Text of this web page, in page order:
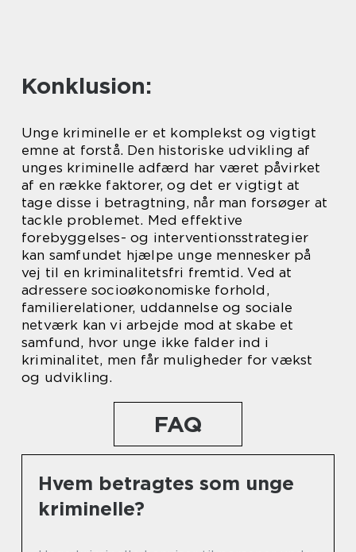
Konklusion:
Unge kriminelle er et komplekst og vigtigt
emne at forstå. Den historiske udvikling af
unges kriminelle adfærd har været påvirket
af en række faktorer, og det er vigtigt at
tage disse i betragtning, når man forsøger at
tackle problemet. Med effektive
forebyggelses- og interventionsstrategier
kan samfundet hjælpe unge mennesker på
vej til en kriminalitetsfri fremtid. Ved at
adressere socioøkonomiske forhold,
familierelationer, uddannelse og sociale
netværk kan vi arbejde mod at skabe et
samfund, hvor unge ikke falder ind i
kriminalitet, men får muligheder for vækst
og udvikling.
FAQ
Hvem betragtes som unge
kriminelle?